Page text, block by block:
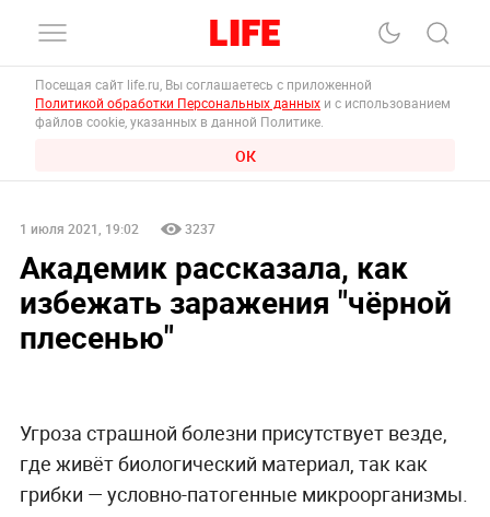
Посещая сайт life.ru, Вы соглашаетесь с приложенной
Политикой обработки Персональных данных и с использованием
файлов cookie, указанных в данной Политике.
ОК
1 июля 2021, 19:02 3237
Академик рассказала, как
избежать заражения "чёрной
плесенью"
Угроза страшной болезни присутствует везде,
где живёт биологический материал, так как
грибки — условно-патогенные микроорганизмы.